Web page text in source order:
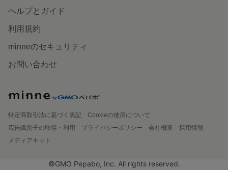
ヘルプとガイド
利用規約
minneのセキュリティ
お問い合わせ
特定商取引法に基づく表記
Cookieの使用について
広告識別子の取得・利用
プライバシーポリシー 会社概要
採用情報
メディアキット
©GMO Pepabo, Inc. All rights reserved.